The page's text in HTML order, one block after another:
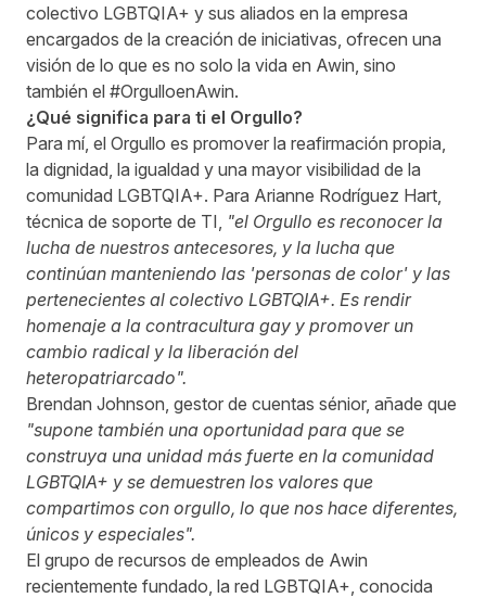
colectivo LGBTQIA+ y sus aliados en la empresa
encargados de la creación de iniciativas, ofrecen una
visión de lo que es no solo la vida en Awin, sino
también el #OrgulloenAwin.
¿Qué significa para ti el Orgullo?
Para mí, el Orgullo es promover la reafirmación propia,
la dignidad, la igualdad y una mayor visibilidad de la
comunidad LGBTQIA+. Para Arianne Rodríguez Hart,
técnica de soporte de TI, "el Orgullo es reconocer la
lucha de nuestros antecesores, y la lucha que
continúan manteniendo las 'personas de color' y las
pertenecientes al colectivo LGBTQIA+. Es rendir
homenaje a la contracultura gay y promover un
cambio radical y la liberación del
heteropatriarcado".
Brendan Johnson, gestor de cuentas sénior, añade que
"supone también una oportunidad para que se
construya una unidad más fuerte en la comunidad
LGBTQIA+ y se demuestren los valores que
compartimos con orgullo, lo que nos hace diferentes,
únicos y especiales".
El grupo de recursos de empleados de Awin
recientemente fundado, la red LGBTQIA+, conocida